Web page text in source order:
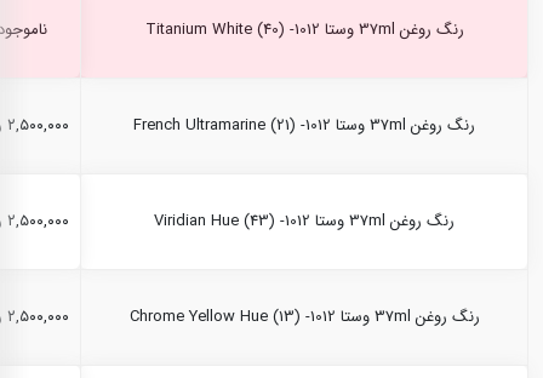
رنگ روغن 37ml وستا Titanium White (40) -1012
رنگ روغن 37ml وستا French Ultramarine (21) -1012 ۲,۵۰۰,۰۰۰ ریال
رنگ روغن 37ml وستا Viridian Hue (43) -1012 ۲,۵۰۰,۰۰۰ ریال
رنگ روغن 37ml وستا Chrome Yellow Hue (13) -1012 ۲,۵۰۰,۰۰۰ ریال